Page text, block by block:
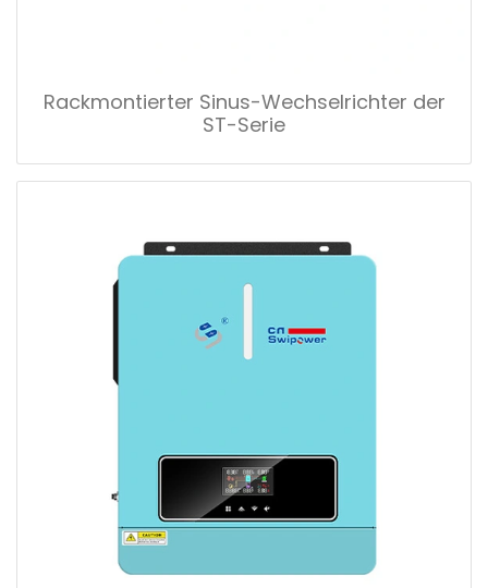
Rackmontierter Sinus-Wechselrichter der
ST-Serie